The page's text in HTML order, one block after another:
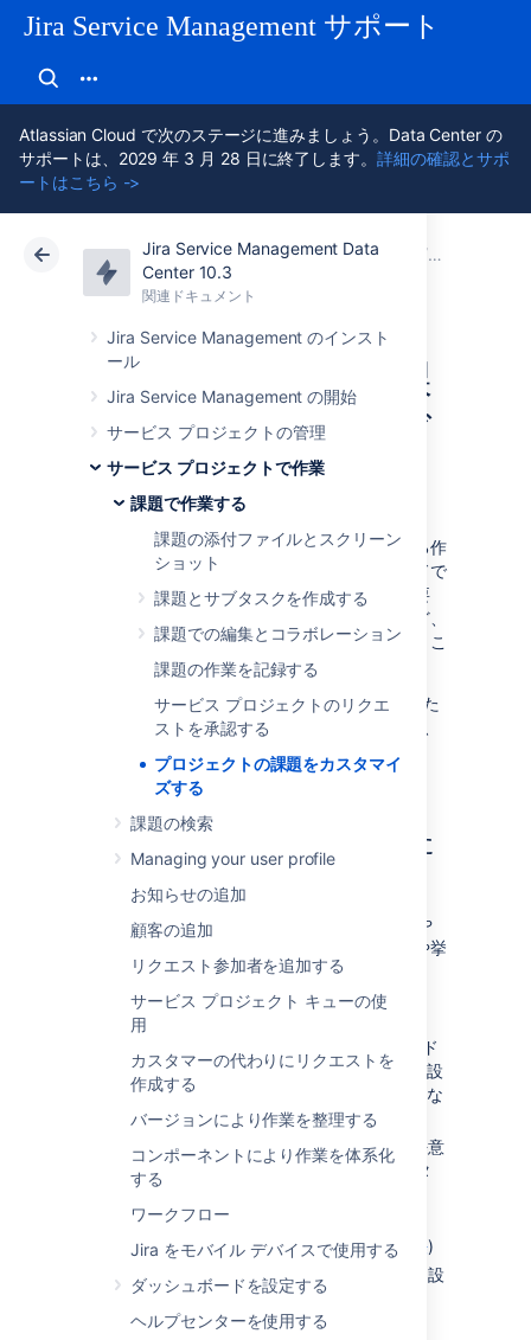
Jira Service Management サポート
Atlassian Cloud で次のステージに進みましょう。Data Center の
サポートは、2029 年 3 月 28 日に終了します。詳細の確認とサポ
ートはこちら ->
Jira Service Management Data
Center 10.3
関連ドキュメント
Jira Service Management のインスト
ール
Jira Service Management の開始
サービス プロジェクトの管理
サービス プロジェクトで作業
課題で作業する
課題の添付ファイルとスクリーン
ショット
課題とサブタスクを作成する
課題での編集とコラボレーション
課題の作業を記録する
サービス プロジェクトのリクエ
ストを承認する
プロジェクトの課題をカスタマイ
ズする
課題の検索
Managing your user profile
お知らせの追加
顧客の追加
リクエスト参加者を追加する
サービス プロジェクト キューの使
用
カスタマーの代わりにリクエストを
作成する
バージョンにより作業を整理する
コンポーネントにより作業を体系化
する
ワークフロー
Jira をモバイル デバイスで使用する
ダッシュボードを設定する
ヘルプセンターを使用する
アトラシアン サポート Jira Service Management 10.3 関連ドキュメント
クラウド Data Center 10.3
プロジェクトの課
題をカスタマイズ
する
課題とは、プロジェクトで完了する必要がある作
業のパッケージです。
これらは課題フィールドで
構成されており、これらのフィールドには、要
約、説明、期日、作業が必要な時期と場所など、
課題に関する重要なデータが含まれています。こ
の情報は画面に表示されます。
画面では、使用可能なすべてのフィールド (また
はフィールドのサブセット) がグループ化され、
ユーザー向けに整理されます。
Jira 画面の詳細をご確認ください。
課題をカスタマイズするた
めのオプション
Jira Service Management
では、カスタマーや
エージェントのニーズに合わせて課題の設定や挙
動をカスタマイズできます。
次の選択が可能です。
フィールドの挙動を変更する (フィールド
の説明変更、フィールドの表示 / 非表示設
定、フィールドの必須 / オプション設定な
ど)
既定値が割り当てられたフィールドに任意
の値を追加する (例: 解決状況やステータ
ス)
カスタム フィールドを作成する(
Jira に新しいフィールドを追加する方法)
一部のフィールドに異なるレンダラーを設
定する(フィールド レンダラーの詳細
画面の位置フィールドを変更する